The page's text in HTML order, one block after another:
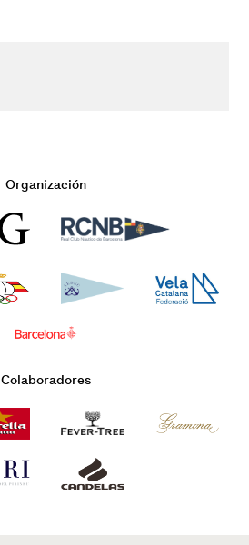
Organización
Colaboradores